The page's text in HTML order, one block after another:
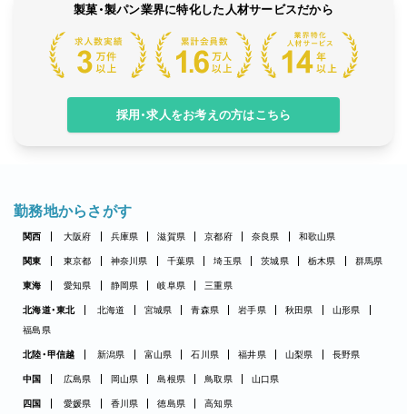
製菓・製パン業界に特化した人材サービスだから
採用・求人をお考えの方はこちら
勤務地からさがす
関西 大阪府 兵庫県 滋賀県 京都府 奈良県 和歌山県
関東 東京都 神奈川県 千葉県 埼玉県 茨城県 栃木県 群馬県
東海 愛知県 静岡県 岐阜県 三重県
北海道・東北 北海道 宮城県 青森県 岩手県 秋田県
山形県
福島県
北陸・甲信越 新潟県 富山県 石川県 福井県 山梨県 長野県
中国 広島県 岡山県 島根県 鳥取県 山口県
四国 愛媛県 香川県 徳島県 高知県